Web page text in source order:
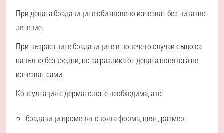
При децата брадавиците обикновено изчезват без никакво
лечение.
При възрастните брадавиците в повечето случаи също са
напълно безвредни, но за разлика от децата понякога не
изчезват сами.
Консултация с дерматолог е необходима, ако:
брадавици променят своята форма, цвят, размер;